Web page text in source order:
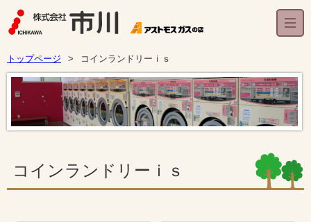
トップページ コインランドリーｉｓ
コインランドリーｉｓ